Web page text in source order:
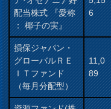
配当株式 『愛称
： 椰子の実』
6
損保ジャパン・
グローバルＲＥ
ＩＴファンド
（毎月分配型）
11,0
89